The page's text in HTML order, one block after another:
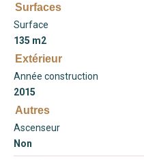
Surfaces
Surface
135 m2
Extérieur
Année construction
2015
Autres
Ascenseur
Non